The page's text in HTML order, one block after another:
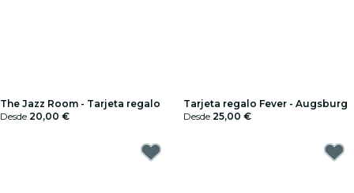
The Jazz Room - Tarjeta regalo
Desde 20,00 €
Tarjeta regalo Fever - Augsburg
Desde 25,00 €